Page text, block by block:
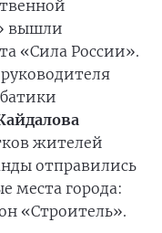
вышли
«Сила России».
жителей
отправились
места города:
«Строитель».